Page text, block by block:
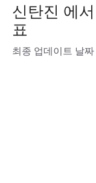
신탄진 에
표
최종 업데이트 날